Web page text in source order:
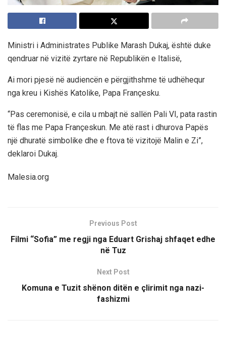
Ministri i Administrates Publike Marash Dukaj, është duke
qendruar në vizitë zyrtare në Republikën e Italisë,
Ai mori pjesë në audiencën e përgjithshme të udhëhequr
nga kreu i Kishës Katolike, Papa Françesku.
“Pas ceremonisë, e cila u mbajt në sallën Pali VI, pata rastin
të flas me Papa Françeskun. Me atë rast i dhurova Papës
një dhuratë simbolike dhe e ftova të vizitojë Malin e Zi”,
deklaroi Dukaj.
Malesia.org
Previous Post
Filmi “Sofia” me regji nga Eduart Grishaj shfaqet edhe
në Tuz
Next Post
Komuna e Tuzit shënon ditën e çlirimit nga nazi-
fashizmi